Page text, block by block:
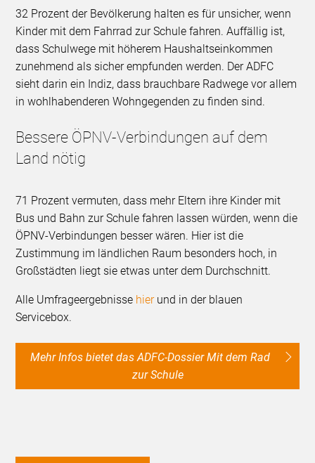
32 Prozent der Bevölkerung halten es für unsicher, wenn
Kinder mit dem Fahrrad zur Schule fahren. Auffällig ist,
dass Schulwege mit höherem Haushaltseinkommen
zunehmend als sicher empfunden werden. Der ADFC
sieht darin ein Indiz, dass brauchbare Radwege vor allem
in wohlhabenderen Wohngegenden zu finden sind.
Bessere ÖPNV-Verbindungen auf dem
Land nötig
71 Prozent vermuten, dass mehr Eltern ihre Kinder mit
Bus und Bahn zur Schule fahren lassen würden, wenn die
ÖPNV-Verbindungen besser wären. Hier ist die
Zustimmung im ländlichen Raum besonders hoch, in
Großstädten liegt sie etwas unter dem Durchschnitt.
Alle Umfrageergebnisse hierund in der blauen
Servicebox.
Mehr Infos bietet das ADFC-Dossier Mit dem Rad
zur Schule